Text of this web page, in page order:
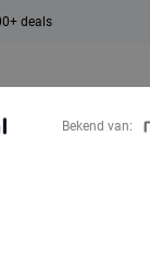
deals
Bekend van: